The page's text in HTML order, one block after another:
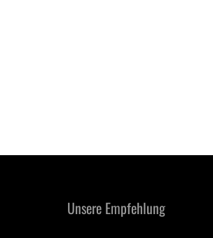
Unsere Empfehlung